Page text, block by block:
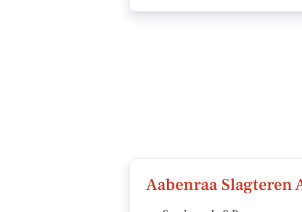
Aabenraa Slagteren